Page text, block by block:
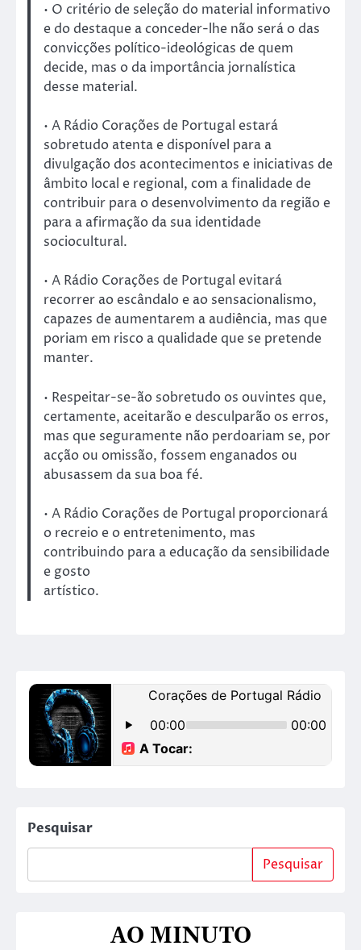
• O critério de seleção do material informativo
e do destaque a conceder-lhe não será o das
convicções político-ideológicas de quem
decide, mas o da importância jornalística
desse material.
• A Rádio Corações de Portugal estará
sobretudo atenta e disponível para a
divulgação dos acontecimentos e iniciativas de
âmbito local e regional, com a finalidade de
contribuir para o desenvolvimento da região e
para a afirmação da sua identidade
sociocultural.
• A Rádio Corações de Portugal evitará
recorrer ao escândalo e ao sensacionalismo,
capazes de aumentarem a audiência, mas que
poriam em risco a qualidade que se pretende
manter.
• Respeitar-se-ão sobretudo os ouvintes que,
certamente, aceitarão e desculparão os erros,
mas que seguramente não perdoariam se, por
acção ou omissão, fossem enganados ou
abusassem da sua boa fé.
• A Rádio Corações de Portugal proporcionará
o recreio e o entretenimento, mas
contribuindo para a educação da sensibilidade
e gosto
artístico.
Pesquisar
Pesquisar
AO MINUTO